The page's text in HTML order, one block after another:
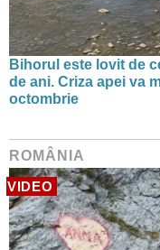
Bihorul este lovit de
de ani. Criza apei va
octombrie
ROMÂNIA
VIDEO